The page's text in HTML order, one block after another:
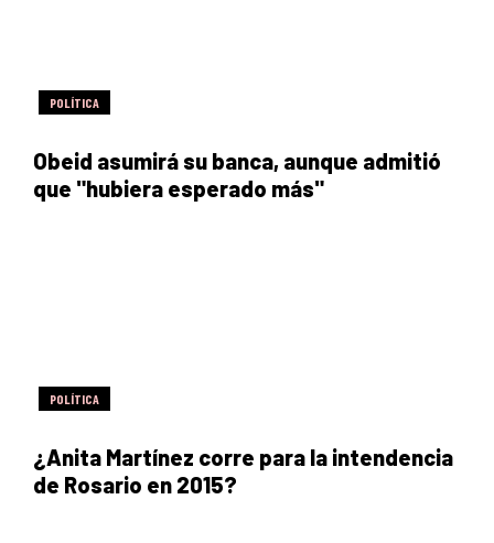
POLÍTICA
Obeid asumirá su banca, aunque admitió
que "hubiera esperado más"
POLÍTICA
¿Anita Martínez corre para la intendencia
de Rosario en 2015?